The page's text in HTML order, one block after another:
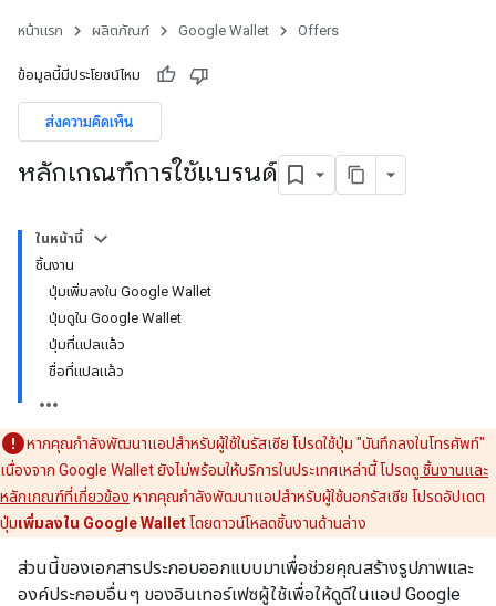
หน้าแรก ผลิตภัณฑ์ Google Wallet Offers
ข้อมูลนี้มีประโยชน์ไหม
ส่งความคิดเห็น
หลักเกณฑ์การใช้แบรนด์
ในหน้านี้
ชิ้นงาน
ปุ่มเพิ่มลงใน Google Wallet
ปุ่มดูใน Google Wallet
ปุ่มที่แปลแล้ว
ชื่อที่แปลแล้ว
หากคุณกำลังพัฒนาแอปสำหรับผู้ใช้ในรัสเซีย โปรดใช้ปุ่ม "บันทึกลงในโทรศัพท์"
เนื่องจาก Google Wallet ยังไม่พร้อมให้บริการในประเทศเหล่านี้ โปรดดู ชิ้นงานและ
หลักเกณฑ์ที่เกี่ยวข้อง หากคุณกำลังพัฒนาแอปสำหรับผู้ใช้นอกรัสเซีย โปรดอัปเดต
ปุ่มเพิ่มลงใน Google Wallet โดยดาวน์โหลดชิ้นงานด้านล่าง
ส่วนนี้ของเอกสารประกอบออกแบบมาเพื่อช่วยคุณสร้างรูปภาพและ
องค์ประกอบอื่นๆ ของอินเทอร์เฟซผู้ใช้เพื่อให้ดูดีในแอป Google